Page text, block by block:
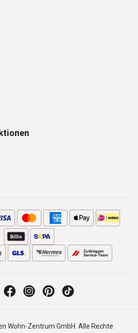
Wohn-Zentrum GmbH. Alle Rechte